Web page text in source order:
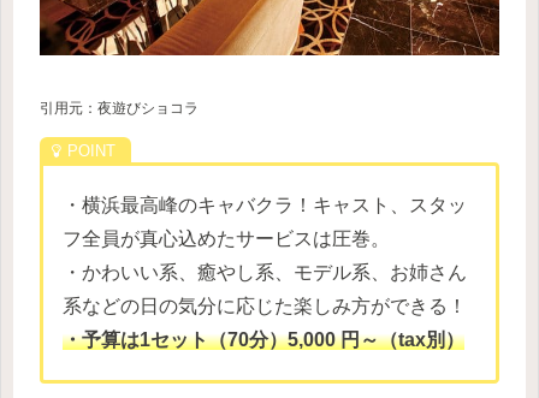
引用元：夜遊びショコラ
・横浜最高峰のキャバクラ！キャスト、スタッ
フ全員が真心込めたサービスは圧巻。
・かわいい系、癒やし系、モデル系、お姉さん
系などの日の気分に応じた楽しみ方ができる！
・予算は1セット（70分）5,000 円～（tax別）